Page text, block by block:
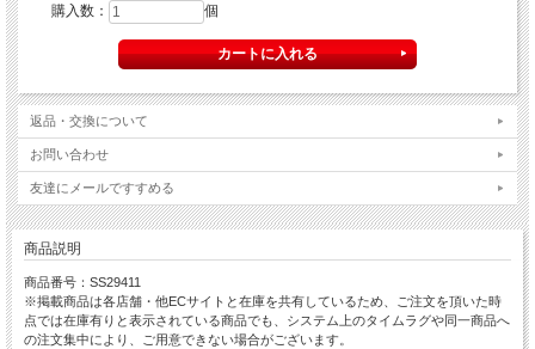
購入数： 個
返品・交換について
お問い合わせ
友達にメールですすめる
商品説明
商品番号：SS29411
※掲載商品は各店舗・他ECサイトと在庫を共有しているため、ご注文を頂いた時
点では在庫有りと表示されている商品でも、システム上のタイムラグや同一商品へ
の注文集中により、ご用意できない場合がございます。